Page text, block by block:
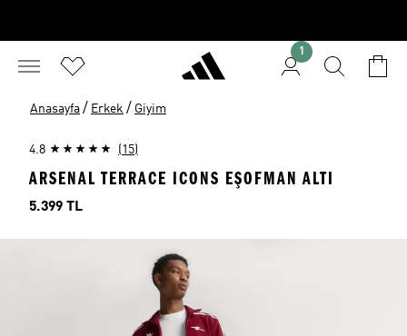
1
Anasayfa / Erkek / Giyim
4.8 (15)
ARSENAL TERRACE ICONS EŞOFMAN ALTI
Fiyat
5.399 TL